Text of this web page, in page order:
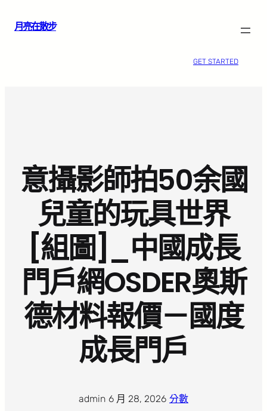
月亮在散步
GET STARTED
意攝影師拍50余國
兒童的玩具世界
[組圖]_中國成長
門戶網OSDER奧斯
德材料報價－國度
成長門戶
admin 6 月 28, 2026 分數